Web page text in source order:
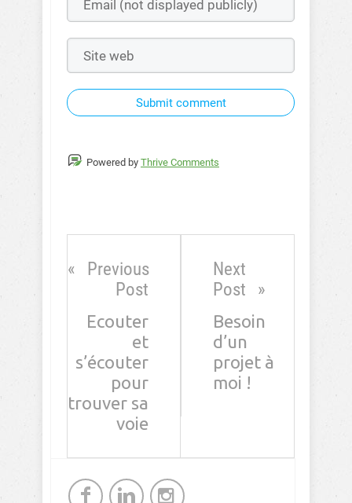
Submit comment
Powered by Thrive Comments
Previous
Post
Ecouter
et
s’écouter
pour
trouver sa
voie
Next
Post
Besoin
d’un
projet à
moi !